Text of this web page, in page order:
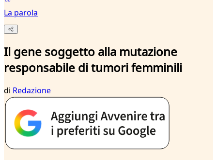
La parola
Il gene soggetto alla mutazione
responsabile di tumori femminili
di Redazione